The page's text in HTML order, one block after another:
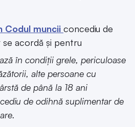
Codul muncii concediu de
acordă și pentru
în condiții grele, periculoase
alte persoane cu
de până la 18 ani
de odihnă suplimentar de